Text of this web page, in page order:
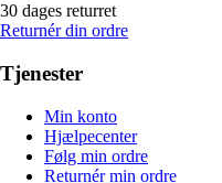
30 dages returret
Returnér din ordre
Tjenester
Min konto
Hjælpecenter
Følg min ordre
Returnér min ordre